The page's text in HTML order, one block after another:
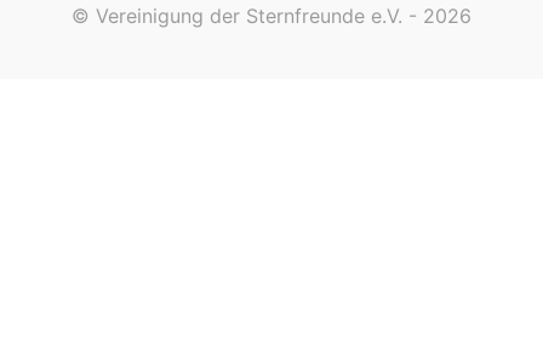
© Vereinigung der Sternfreunde e.V. - 2026